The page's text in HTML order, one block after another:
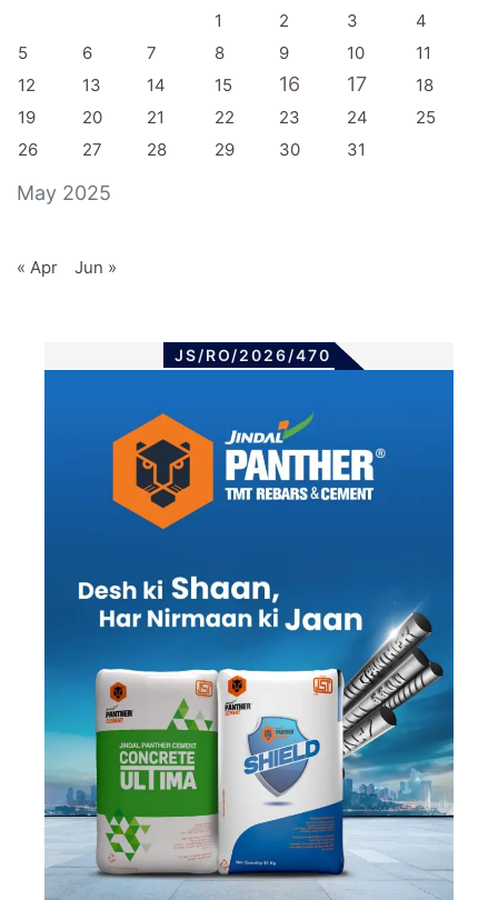
May 2025
1 2 3
4
5
6 7 8 9 10
11
12
13 14 15 16 17
18
19
20 21 22 23 24
25
26
27 28 29 30 31
« Apr Jun »
JS/RO/2026/470